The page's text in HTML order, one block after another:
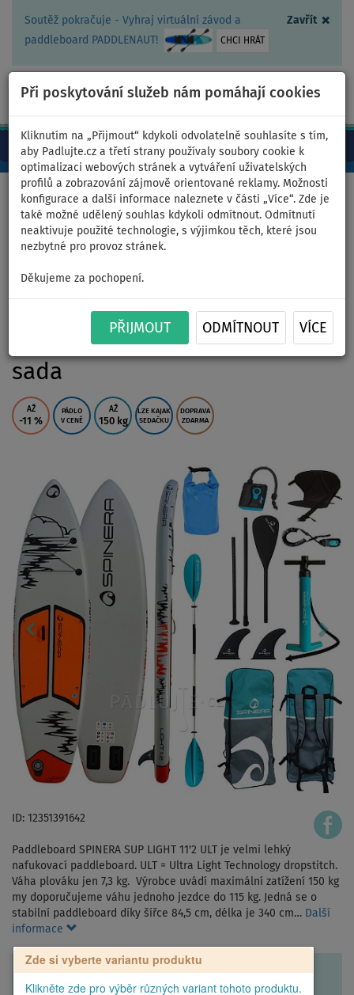
Zavřít ×
Soutěž pokračuje - Vyhraj virtuální závod a
paddleboard PADDLENAUT!
CHCI HRÁT
Při poskytování služeb nám pomáhají cookies
Kliknutím na „Přijmout“ kdykoli odvolatelně souhlasíte s tím,
aby Padlujte.cz a třetí strany používaly soubory cookie k
optimalizaci webových stránek a vytváření uživatelských
profilů a zobrazování zájmově orientované reklamy. Možnosti
konfigurace a další informace naleznete v části „Více“. Zde je
také možné udělený souhlas kdykoli odmítnout. Odmítnutí
neaktivuje použité technologie, s výjimkou těch, které jsou
nezbytné pro provoz stránek.
Děkujeme za pochopení.
PŘIJMOUT ODMÍTNOUT VÍCE
CZ/Kč +420 467 409 090 0ks
Domů >Nafukovací paddleboardy >Střední univerzální
Paddleboard SPINERA SUP
LIGHT 11'2 ULT - nafukovací
paddleboard - varianta: super
sada
AŽ
-11 %
PÁDLO
V CENĚ
AŽ
150 kg
LZE KAJAK
SEDAČKU
DOPRAVA
ZDARMA
ID: 12351391642
Paddleboard SPINERA SUP LIGHT 11'2 ULT je velmi lehký
nafukovací paddleboard. ULT = Ultra Light Technology dropstitch.
Váha plováku jen 7,3 kg. Výrobce uvádí maximální zatížení 150 kg
my doporučujeme váhu jednoho jezdce do 115 kg. Jedná se o
stabilní paddleboard díky šířce 84,5 cm, délka je 340 cm… Další
informace
Zde si vyberte variantu produktu
Klikněte zde pro výběr různých variant tohoto produktu.